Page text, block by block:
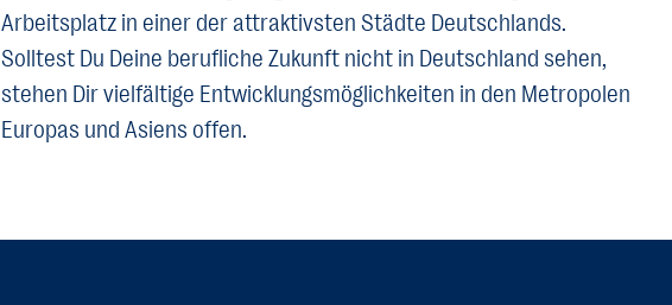
Arbeitsplatz in einer der attraktivsten Städte Deutschlands.
Solltest Du Deine berufliche Zukunft nicht in Deutschland sehen,
stehen Dir vielfältige Entwicklungsmöglichkeiten in den Metropolen
Europas und Asiens offen.